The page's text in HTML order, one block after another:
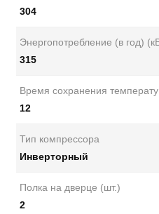
304
Энергопотребление (в год)
315
Время сохранения
12
Тип компрессора
Инверторный
Полка на дверце (шт.)
2